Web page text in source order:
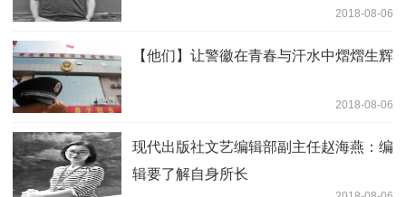
2018-08-06
【他们】让警徽在青春与汗水中熠熠生辉
2018-08-06
现代出版社文艺编辑部副主任赵海燕：编
辑要了解自身所长